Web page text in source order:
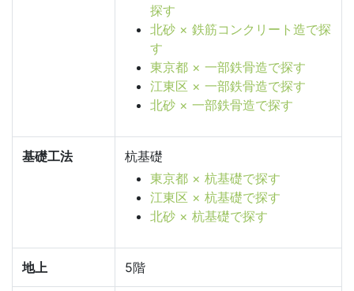
探す
北砂 × 鉄筋コンクリート造で探
す
東京都 × 一部鉄骨造で探す
江東区 × 一部鉄骨造で探す
北砂 × 一部鉄骨造で探す
基礎工法
杭基礎
東京都 × 杭基礎で探す
江東区 × 杭基礎で探す
北砂 × 杭基礎で探す
地上 5階